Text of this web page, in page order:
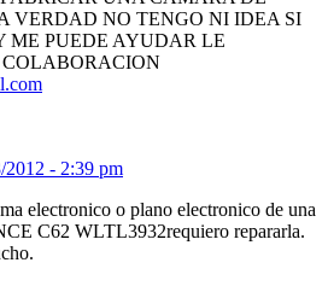
VERDAD NO TENGO NI IDEA SI
ME PUEDE AYUDAR LE
2012 - 2:39 pm
electronico o plano electronico de una
C62 WLTL3932requiero repararla.